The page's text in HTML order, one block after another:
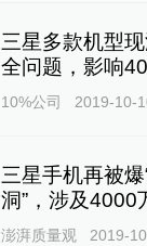
三星多款机型
全问题，影响
10%公司 2019-10-
三星手机再被
洞”，涉及4000
澎湃质量观 2019-